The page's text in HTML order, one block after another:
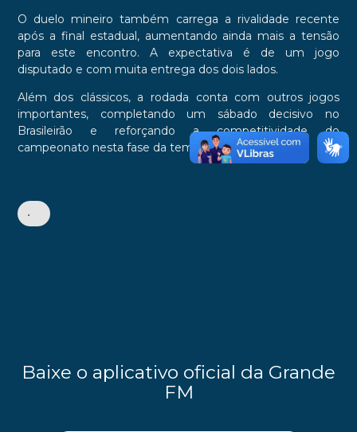
O duelo mineiro também carrega a rivalidade recente
após a final estadual, aumentando ainda mais a tensão
para este encontro. A expectativa é de um jogo
disputado e com muita entrega dos dois lados.
Além dos clássicos, a rodada conta com outros jogos
importantes, completando um sábado decisivo no
Brasileirão e reforçando a competitividade do
campeonato nesta fase da temporada.
•
Baixe o aplicativo oficial da Grande
FM